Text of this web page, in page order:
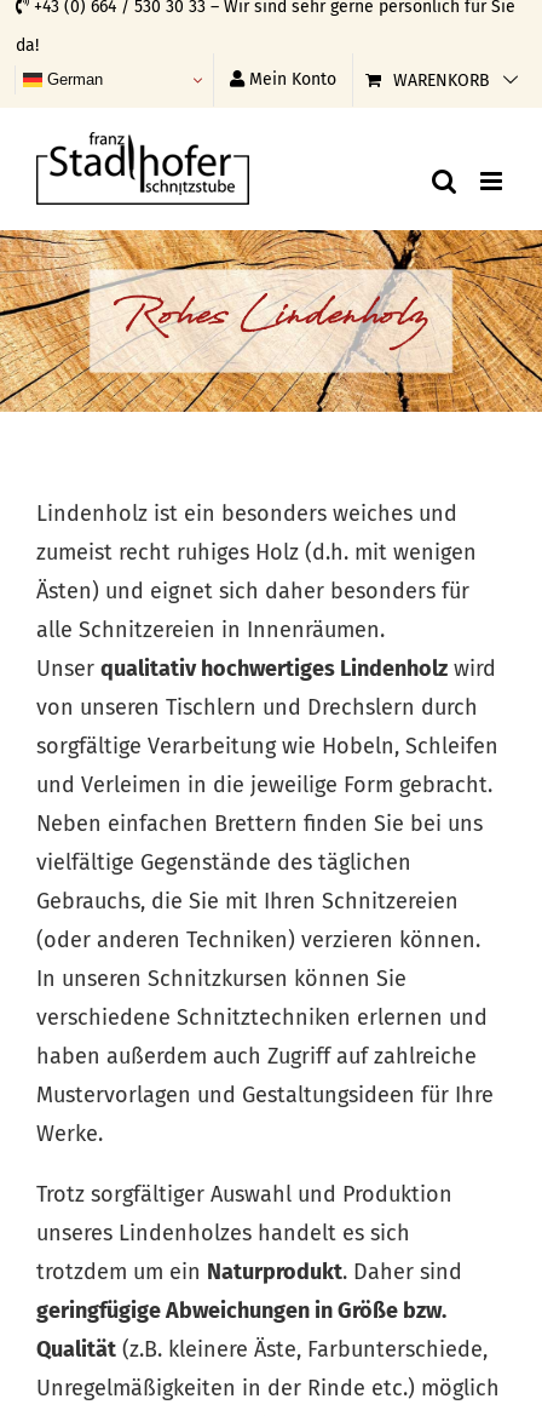
Skip
to
content
+43 (0) 664 / 530 30 33 – Wir sind sehr gerne persönlich für Sie
da!
German Mein Konto WARENKORB
Rohes Lindenholz
Lindenholz ist ein besonders weiches und
zumeist recht ruhiges Holz (d.h. mit wenigen
Ästen) und eignet sich daher besonders für
alle Schnitzereien in Innenräumen.
Unser qualitativ hochwertiges Lindenholz wird
von unseren Tischlern und Drechslern durch
sorgfältige Verarbeitung wie Hobeln, Schleifen
und Verleimen in die jeweilige Form gebracht.
Neben einfachen Brettern finden Sie bei uns
vielfältige Gegenstände des täglichen
Gebrauchs, die Sie mit Ihren Schnitzereien
(oder anderen Techniken) verzieren können.
In unseren Schnitzkursen können Sie
verschiedene Schnitztechniken erlernen und
haben außerdem auch Zugriff auf zahlreiche
Mustervorlagen und Gestaltungsideen für Ihre
Werke.
Trotz sorgfältiger Auswahl und Produktion
unseres Lindenholzes handelt es sich
trotzdem um ein Naturprodukt. Daher sind
geringfügige Abweichungen in Größe bzw.
Qualität (z.B. kleinere Äste, Farbunterschiede,
Unregelmäßigkeiten in der Rinde etc.) möglich